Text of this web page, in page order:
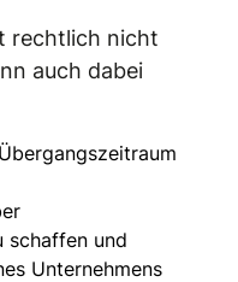
rechtlich nicht
auch dabei
schaffen und
Unternehmens